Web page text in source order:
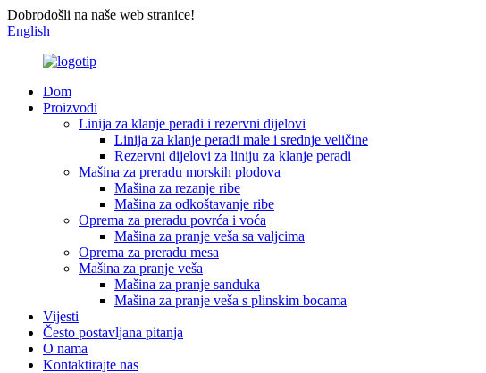
Dobrodošli na naše web stranice!
English
Dom
Proizvodi
Linija za klanje peradi i rezervni dijelovi
Linija za klanje peradi male i srednje veličine
Rezervni dijelovi za liniju za klanje peradi
Mašina za preradu morskih plodova
Mašina za rezanje ribe
Mašina za odkoštavanje ribe
Oprema za preradu povrća i voća
Mašina za pranje veša sa valjcima
Oprema za preradu mesa
Mašina za pranje veša
Mašina za pranje sanduka
Mašina za pranje veša s plinskim bocama
Vijesti
Često postavljana pitanja
O nama
Kontaktirajte nas